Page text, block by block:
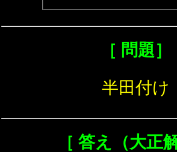
［ 問題］
半田付け
［ 答え（大正